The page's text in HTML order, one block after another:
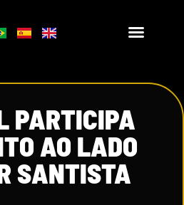
PARTICIPA
AO LADO
SANTISTA